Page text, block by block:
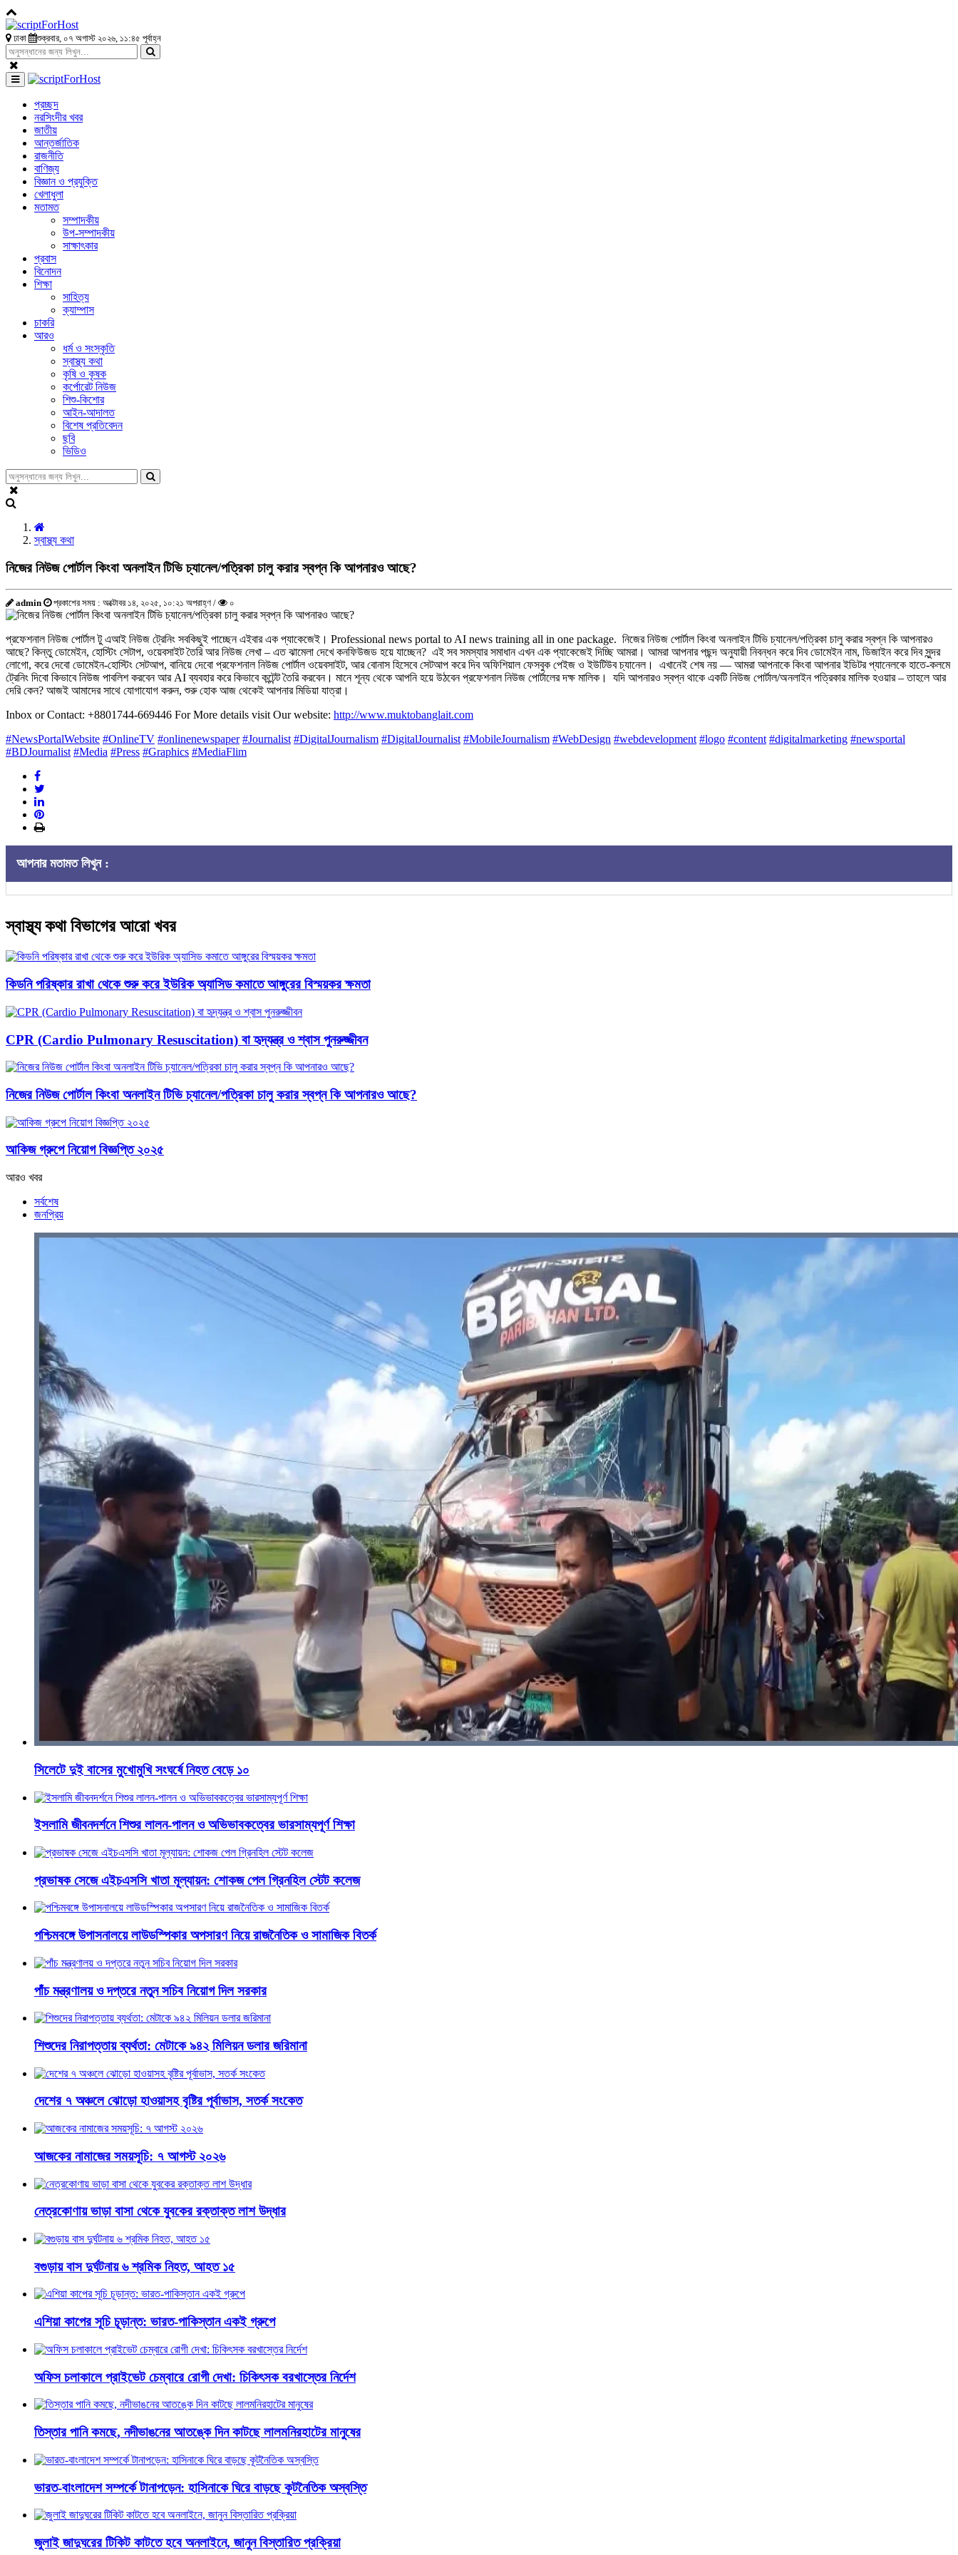
ঢাকা শুক্রবার, ০৭ অগাস্ট ২০২৬, ১১:৪৫ পূর্বাহ্ন
প্রচ্ছদ
নরসিংদীর খবর
জাতীয়
আন্তর্জাতিক
রাজনীতি
বাণিজ্য
বিজ্ঞান ও প্রযুক্তি
খেলাধুলা
মতামত
সম্পাদকীয়
উপ-সম্পাদকীয়
সাক্ষাৎকার
প্রবাস
বিনোদন
শিক্ষা
সাহিত্য
ক্যাম্পাস
চাকরি
আরও
ধর্ম ও সংস্কৃতি
স্বাস্থ্য কথা
কৃষি ও কৃষক
কর্পোরেট নিউজ
শিশু-কিশোর
আইন-আদালত
বিশেষ প্রতিবেদন
ছবি
ভিডিও
স্বাস্থ্য কথা
নিজের নিউজ পোর্টাল কিংবা অনলাইন টিভি চ্যানেল/পত্রিকা চালু করার স্বপ্ন কি আপনারও আছে?
admin প্রকাশের সময় : অক্টোবর ১৪, ২০২৫, ১০:২১ অপরাহ্ণ / ০
প্রফেশনাল নিউজ পোর্টাল টু এআই নিউজ ট্রেনিং সবকিছুই পাচ্ছেন এইবার এক প্যাকেজেই। Professional news portal to AI news training all in one package. ‎ ‎নিজের নিউজ পোর্টাল কিংবা অনলাইন টিভি চ্যানেল/পত্রিকা চালু করার স্বপ্ন কি আপনারও
আছে? ‎কিন্তু ডোমেইন, হোস্টিং সেটাপ, ওয়েবসাইট তৈরি আর নিউজ লেখা – এত ঝামেলা দেখে কনফিউজড হয়ে যাচ্ছেন? ‎ ‎এই সব সমস্যার সমাধান এখন এক প্যাকেজেই দিচ্ছি আমরা। ‎আমরা আপনার পছন্দ অনুযায়ী নিবন্ধন করে দিব ডোমেইন নাম, ডিজাইন করে দিব সুন্দর
লোগো, করে দেবো ডোমেইন-হোস্টিং সেটআপ, বানিয়ে দেবো প্রফেশনাল নিউজ পোর্টাল ওয়েবসাইট, আর বোনাস হিসেবে সেট‌আপ করে দিব অফিশিয়াল ফেসবুক পেইজ ও ইউটিউব চ্যানেল। ‎ ‎এখানেই শেষ নয় — আমরা আপনাকে কিংবা আপনার ইডিটর প্যানেলকে হাতে-কলমে
ট্রেনিং দিবো কিভাবে নিউজ পাবলিশ করবেন আর AI ব্যবহার করে কিভাবে কন্টেন্ট তৈরি করবেন। ‎মানে শূন্য থেকে আপনি হয়ে উঠবেন প্রফেশনাল নিউজ পোর্টালের দক্ষ মালিক। ‎ ‎যদি আপনারও স্বপ্ন থাকে একটি নিউজ পোর্টাল/অনলাইন পত্রিকার মালিক হওয়ার – তাহলে আর
দেরি কেন? ‎আজই আমাদের সাথে যোগাযোগ করুন, শুরু হোক আজ থেকেই আপনার মিডিয়া যাত্রা।
Inbox or Contact: +8801744-669446 ‎For More details visit Our website: http://www.muktobanglait.com
#NewsPortalWebsite #OnlineTV #onlinenewspaper #Journalist #DigitalJournalism #DigitalJournalist #MobileJournalism #WebDesign #webdevelopment #logo #content #digitalmarketing #newsportal
#BDJournalist #Media #Press #Graphics #MediaFlim
আপনার মতামত লিখুন :
স্বাস্থ্য কথা বিভাগের আরো খবর
কিডনি পরিষ্কার রাখা থেকে শুরু করে ইউরিক অ্যাসিড কমাতে আঙ্গুরের বিস্ময়কর ক্ষমতা
CPR (Cardio Pulmonary Resuscitation) বা হৃদ্‌যন্ত্র ও শ্বাস পুনরুজ্জীবন
নিজের নিউজ পোর্টাল কিংবা অনলাইন টিভি চ্যানেল/পত্রিকা চালু করার স্বপ্ন কি আপনারও আছে?
আকিজ গ্রুপে নিয়োগ বিজ্ঞপ্তি ২০২৫
আরও খবর
সর্বশেষ
জনপ্রিয়
সিলেটে দুই বাসের মুখোমুখি সংঘর্ষে নিহত বেড়ে ১০
ইসলামি জীবনদর্শনে শিশুর লালন-পালন ও অভিভাবকত্বের ভারসাম্যপূর্ণ শিক্ষা
প্রভাষক সেজে এইচএসসি খাতা মূল্যায়ন: শোকজ পেল গ্রিনহিল স্টেট কলেজ
পশ্চিমবঙ্গে উপাসনালয়ে লাউডস্পিকার অপসারণ নিয়ে রাজনৈতিক ও সামাজিক বিতর্ক
পাঁচ মন্ত্রণালয় ও দপ্তরে নতুন সচিব নিয়োগ দিল সরকার
শিশুদের নিরাপত্তায় ব্যর্থতা: মেটাকে ৯৪২ মিলিয়ন ডলার জরিমানা
দেশের ৭ অঞ্চলে ঝোড়ো হাওয়াসহ বৃষ্টির পূর্বাভাস, সতর্ক সংকেত
আজকের নামাজের সময়সূচি: ৭ আগস্ট ২০২৬
নেত্রকোণায় ভাড়া বাসা থেকে যুবকের রক্তাক্ত লাশ উদ্ধার
বগুড়ায় বাস দুর্ঘটনায় ৬ শ্রমিক নিহত, আহত ১৫
এশিয়া কাপের সূচি চূড়ান্ত: ভারত-পাকিস্তান একই গ্রুপে
অফিস চলাকালে প্রাইভেট চেম্বারে রোগী দেখা: চিকিৎসক বরখাস্তের নির্দেশ
তিস্তার পানি কমছে, নদীভাঙনের আতঙ্কে দিন কাটছে লালমনিরহাটের মানুষের
ভারত-বাংলাদেশ সম্পর্কে টানাপড়েন: হাসিনাকে ঘিরে বাড়ছে কূটনৈতিক অস্বস্তি
জুলাই জাদুঘরের টিকিট কাটতে হবে অনলাইনে, জানুন বিস্তারিত প্রক্রিয়া